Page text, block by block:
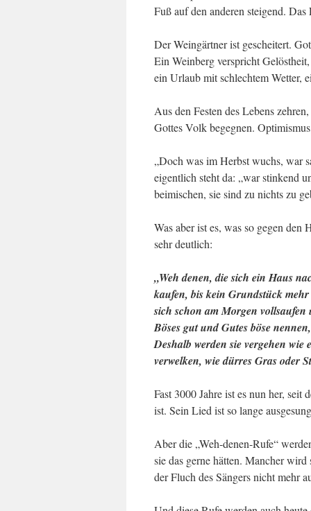
Fuß auf den anderen steigend.
Der Weingärtner ist gescheitert.
Ein Weinberg verspricht
ein Urlaub mit schlechtem Wetter,
Aus den Festen des Lebens
Gottes Volk begegnen.
„Doch was im Herbst wuchs, war
eigentlich steht da: „war stinkend
beimischen, sie sind zu nichts zu
Was aber ist es, was so gegen
sehr deutlich:
„Weh denen, die sich ein Haus
kaufen, bis kein Grundstück
sich schon am Morgen
Böses gut und Gutes böse
Deshalb werden sie vergehen
verwelken, wie dürres Gras oder
Fast 3000 Jahre ist es nun her,
ist. Sein Lied ist so lange
Aber die „Weh-denen-Rufe“
sie das gerne hätten. Mancher
der Fluch des Sängers nicht mehr